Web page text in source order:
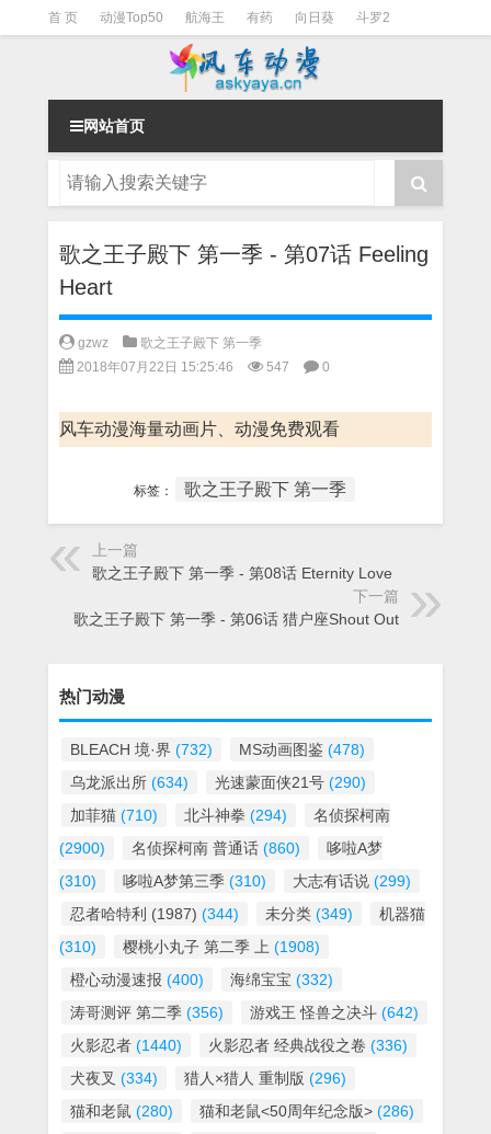
首 页 动漫Top50 航海王 有药 向日葵 斗罗2
一拳超人 柯南 阴阳师
网站首页
歌之王子殿下 第一季 - 第07话 Feeling
Heart
gzwz
歌之王子殿下 第一季
2018年07月22日 15:25:46
547 0
风车动漫海量动画片、动漫免费观看
标签： 歌之王子殿下 第一季
上一篇
歌之王子殿下 第一季 - 第08话 Eternity Love
下一篇
歌之王子殿下 第一季 - 第06话 猎户座Shout Out
热门动漫
BLEACH 境·界 (732) MS动画图鉴 (478)
乌龙派出所 (634) 光速蒙面侠21号 (290)
加菲猫 (710) 北斗神拳 (294)
名侦探柯南
(2900)
名侦探柯南 普通话 (860)
哆啦A梦
(310)
哆啦A梦第三季 (310) 大志有话说 (299)
忍者哈特利 (1987) (344) 未分类 (349)
机器猫
(310)
樱桃小丸子 第二季 上 (1908)
橙心动漫速报 (400) 海绵宝宝 (332)
涛哥测评 第二季 (356) 游戏王 怪兽之决斗 (642)
火影忍者 (1440) 火影忍者 经典战役之卷 (336)
犬夜叉 (334) 猎人×猎人 重制版 (296)
猫和老鼠 (280) 猫和老鼠<50周年纪念版> (286)